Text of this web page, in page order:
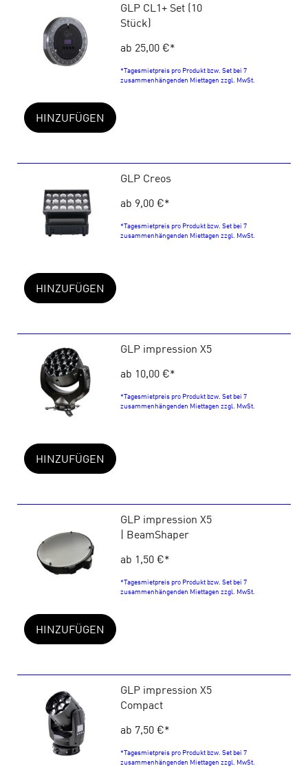
GLP CL1+ Set (10
Stück)
ab 25,00 €*
*Tagesmietpreis pro Produkt bzw. Set bei 7
zusammenhängenden Miettagen zzgl. MwSt.
HINZUFÜGEN
GLP Creos
ab 9,00 €*
*Tagesmietpreis pro Produkt bzw. Set bei 7
zusammenhängenden Miettagen zzgl. MwSt.
HINZUFÜGEN
GLP impression X5
ab 10,00 €*
*Tagesmietpreis pro Produkt bzw. Set bei 7
zusammenhängenden Miettagen zzgl. MwSt.
HINZUFÜGEN
GLP impression X5
| BeamShaper
ab 1,50 €*
*Tagesmietpreis pro Produkt bzw. Set bei 7
zusammenhängenden Miettagen zzgl. MwSt.
HINZUFÜGEN
GLP impression X5
Compact
ab 7,50 €*
*Tagesmietpreis pro Produkt bzw. Set bei 7
zusammenhängenden Miettagen zzgl. MwSt.